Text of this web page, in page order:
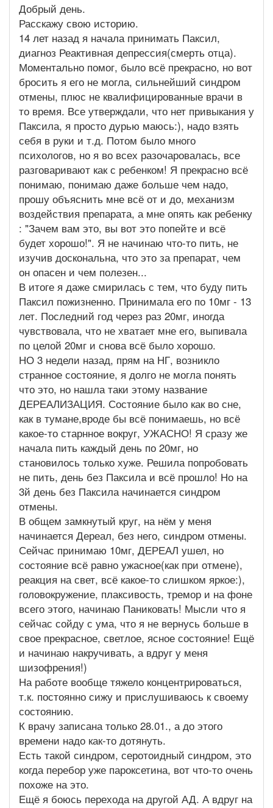
Добрый день.
Расскажу свою историю.
14 лет назад я начала принимать Паксил,
диагноз Реактивная депрессия(смерть отца).
Моментально помог, было всё прекрасно, но вот
бросить я его не могла, сильнейший синдром
отмены, плюс не квалифицированные врачи в
то время. Все утверждали, что нет привыкания у
Паксила, я просто дурью маюсь:), надо взять
себя в руки и т.д. Потом было много
психологов, но я во всех разочаровалась, все
разговаривают как с ребенком! Я прекрасно всё
понимаю, понимаю даже больше чем надо,
прошу объяснить мне всё от и до, механизм
воздействия препарата, а мне опять как ребенку
: "Зачем вам это, вы вот это попейте и всё
будет хорошо!". Я не начинаю что-то пить, не
изучив доскональна, что это за препарат, чем
он опасен и чем полезен...
В итоге я даже смирилась с тем, что буду пить
Паксил пожизненно. Принимала его по 10мг - 13
лет. Последний год через раз 20мг, иногда
чувствовала, что не хватает мне его, выпивала
по целой 20мг и снова всё было хорошо.
НО 3 недели назад, прям на НГ, возникло
странное состояние, я долго не могла понять
что это, но нашла таки этому название
ДЕРЕАЛИЗАЦИЯ. Состояние было как во сне,
как в тумане,вроде бы всё понимаешь, но всё
какое-то старнное вокруг, УЖАСНО! Я сразу же
начала пить каждый день по 20мг, но
становилось только хуже. Решила попробовать
не пить, день без Паксила и всё прошло! Но на
3й день без Паксила начинается синдром
отмены.
В общем замкнутый круг, на нём у меня
начинается Дереал, без него, синдром отмены.
Сейчас принимаю 10мг, ДЕРЕАЛ ушел, но
состояние всё равно ужасное(как при отмене),
реакция на свет, всё какое-то слишком яркое:),
головокружение, плаксивость, тремор и на фоне
всего этого, начинаю Паниковать! Мысли что я
сейчас сойду с ума, что я не вернусь больше в
свое прекрасное, светлое, ясное состояние! Ещё
и начинаю накручивать, а вдруг у меня
шизофрения!)
На работе вообще тяжело концентрироваться,
т.к. постоянно сижу и прислушиваюсь к своему
состоянию.
К врачу записана только 28.01., а до этого
времени надо как-то дотянуть.
Есть такой синдром, серотоидный синдром, это
когда перебор уже пароксетина, вот что-то очень
похоже на это.
Ещё я боюсь перехода на другой АД. А вдруг на